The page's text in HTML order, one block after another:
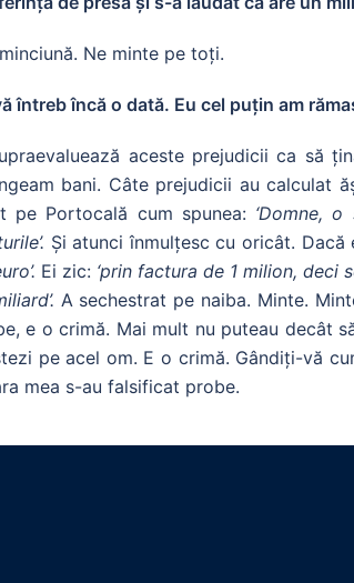
Ne minte pe toți.
întreb încă o dată. Eu cel puțin am
aceste prejudicii ca să
bani. Câte prejudicii au calculat
pe Portocală cum spunea: ‘Domne,
Și atunci înmulțesc cu oricât.
Ei zic: ‘prin factura de 1 milion, deci
A sechestrat pe naiba. Minte.
e o crimă. Mai mult nu puteau decât
pe acel om. E o crimă. Gândiți-vă
mea s-au falsificat probe.